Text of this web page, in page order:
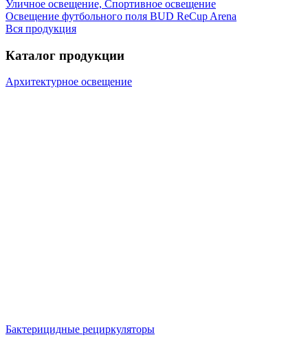
Уличное освещение, Спортивное освещение
Освещение футбольного поля BUD ReCup Arena
Вся продукция
Каталог продукции
Архитектурное освещение
Бактерицидные рециркуляторы